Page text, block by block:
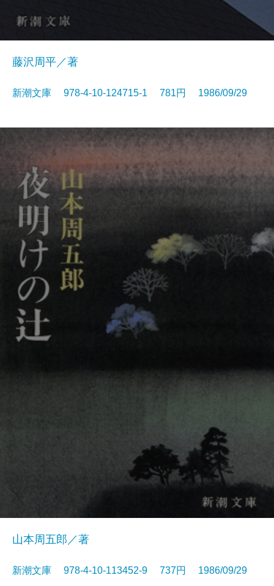
藤沢周平／著
新潮文庫 978-4-10-124715-1 781円 1986/09/29
山本周五郎／著
新潮文庫 978-4-10-113452-9 737円 1986/09/29